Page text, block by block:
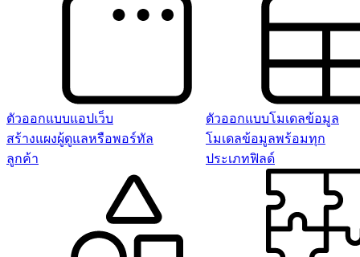
ตัวออกแบบแอปเว็บ
สร้างแผงผู้ดูแลหรือพอร์ทัล
ลูกค้า
ตัวออกแบบโมเดลข้อมูล
โมเดลข้อมูลพร้อมทุก
ประเภทฟิลด์